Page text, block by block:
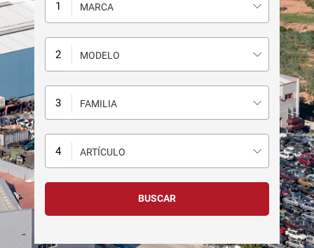
MARCA
MODELO
FAMILIA
ARTÍCULO